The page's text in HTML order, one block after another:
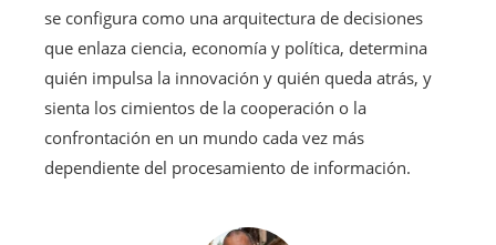
se configura como una arquitectura de decisiones
que enlaza ciencia, economía y política, determina
quién impulsa la innovación y quién queda atrás, y
sienta los cimientos de la cooperación o la
confrontación en un mundo cada vez más
dependiente del procesamiento de información.